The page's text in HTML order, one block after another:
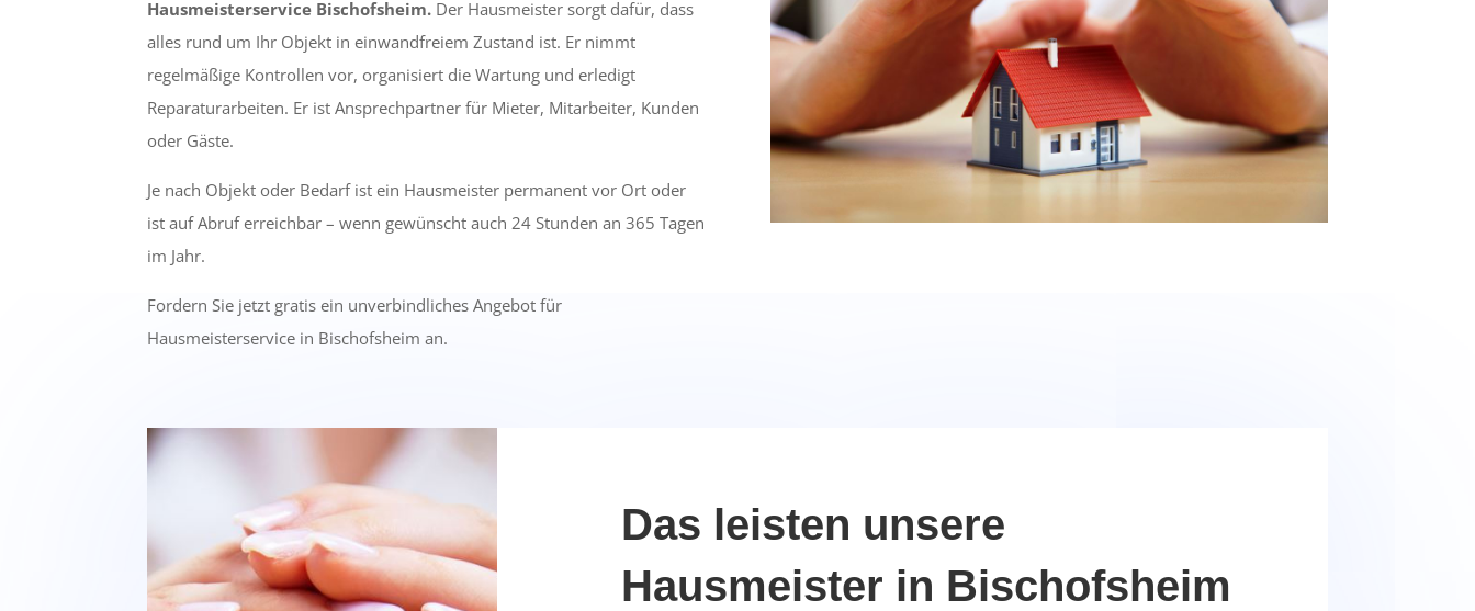
Hausmeisterservice Bischofsheim. Der Hausmeister sorgt dafür, dass
alles rund um Ihr Objekt in einwandfreiem Zustand ist. Er nimmt
regelmäßige Kontrollen vor, organisiert die Wartung und erledigt
Reparaturarbeiten. Er ist Ansprechpartner für Mieter, Mitarbeiter, Kunden
oder Gäste.
Je nach Objekt oder Bedarf ist ein Hausmeister permanent vor Ort oder
ist auf Abruf erreichbar – wenn gewünscht auch 24 Stunden an 365 Tagen
im Jahr.
Fordern Sie jetzt gratis ein unverbindliches Angebot für
Hausmeisterservice in Bischofsheim an.
Das leisten unsere
Hausmeister in Bischofsheim